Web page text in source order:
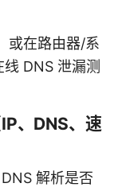
或在路由器/系
DNS 泄漏测
、DNS、速
解析是否